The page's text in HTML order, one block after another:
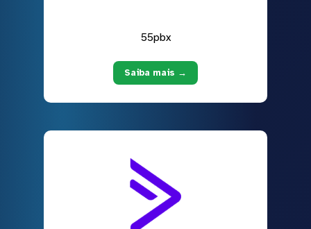
55pbx
Saiba mais →